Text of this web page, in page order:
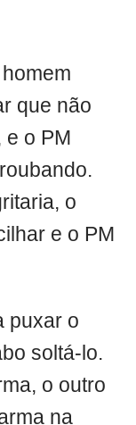
que não
o PM
o
e o PM
puxar o
soltá-lo.
o outro
na